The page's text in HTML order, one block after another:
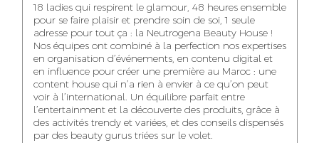
WA-IL ZRYOUIL
PUBLIC RELATIONS
CONSULTANT
NOUREDDINE
SAMADI
ART DIRECTOR
MOHAMED
LEHMOUM
ART DIRECTOR
18 ladies qui respirent le glamour, 48 heures ensemble
pour se faire plaisir et prendre soin de soi, 1 seule
adresse pour tout ça : la Neutrogena Beauty House !
Nos équipes ont combiné à la perfection nos expertises
en organisation d’événements, en contenu digital et
en influence pour créer une première au Maroc : une
content house qui n’a rien à envier à ce qu’on peut
voir à l’international. Un équilibre parfait entre
l’entertainment et la découverte des produits, grâce à
des activités trendy et variées, et des conseils dispensés
par des beauty gurus triées sur le volet.